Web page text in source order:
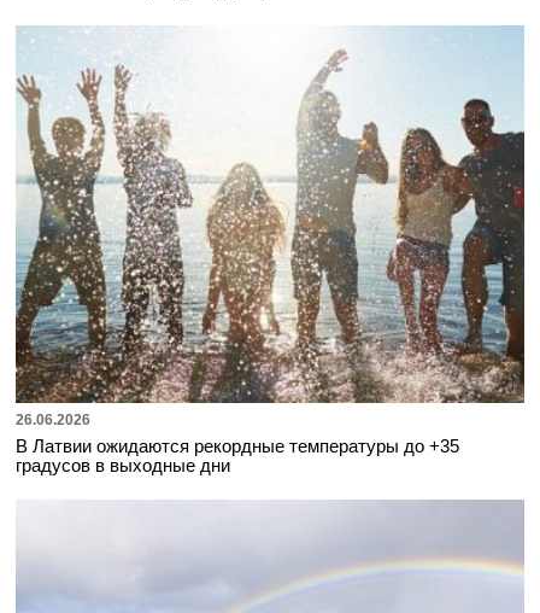
26.06.2026
В Латвии ожидаются рекордные температуры до +35
градусов в выходные дни